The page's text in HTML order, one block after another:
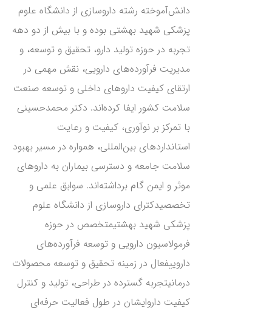
دانش‌آموخته رشته داروسازی از دانشگاه علوم
پزشکی شهید بهشتی بوده و با بیش از دو دهه
تجربه در حوزه تولید دارو، تحقیق و توسعه، و
مدیریت فرآورده‌های دارویی، نقش مهمی در
ارتقای کیفیت داروهای داخلی و توسعه صنعت
سلامت کشور ایفا کرده‌اند. دکتر محمدحسینی
با تمرکز بر نوآوری، کیفیت و رعایت
استانداردهای بین‌المللی، همواره در مسیر بهبود
سلامت جامعه و دسترسی بیماران به داروهای
موثر و ایمن گام برداشته‌اند. سوابق علمی و
تخصصیدکترای داروسازی از دانشگاه علوم
پزشکی شهید بهشتیمتخصص در حوزه
فرمولاسیون دارویی و توسعه فرآورده‌های
داروییفعال در زمینه تحقیق و توسعه محصولات
درمانیتجربه گسترده در طراحی، تولید و کنترل
کیفیت داروایشان در طول فعالیت حرفه‌ای